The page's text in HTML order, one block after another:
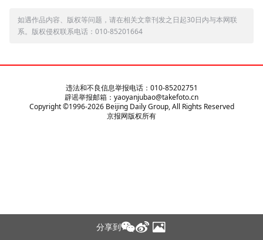
如遇作品内容、版权等问题，请在相关文章刊发之日起30日内与本网联
系。版权侵权联系电话：010-85201664
分享到
违法和不良信息举报电话：010-85202751
辟谣举报邮箱：yaoyanjubao@takefoto.cn
Copyright ©1996-2026Beijing Daily Group, All Rights Reserved
京报网版权所有